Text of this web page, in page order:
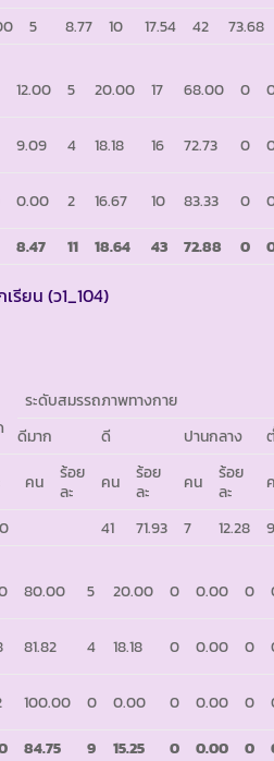
5 8.77 10 17.54 42 73.68
12.00 5 20.00 17 68.00 0
9.09 4 18.18 16 72.73 0
0.00 2 16.67 10 83.33 0
8.47 11 18.64 43 72.88 0
รียน (ว1_104)
ระดับสมรรถภาพทางกาย
ดีมาก
ดี ปานกลาง
คน
ร้อย
ละ
คน
ร้อย
ละ
คน
ร้อย
ละ
41 71.93 7 12.28
80.00 5 20.00 0 0.00 0
81.82 4 18.18 0 0.00 0
100.00 0 0.00 0 0.00 0
84.75 9 15.25 0 0.00 0